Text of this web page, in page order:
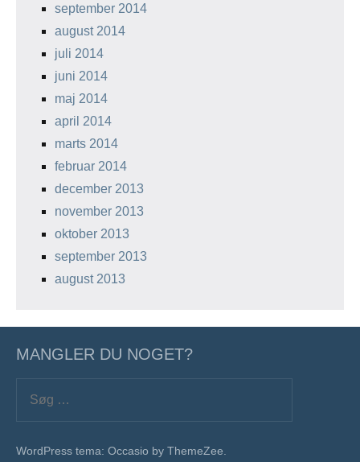
september 2014
august 2014
juli 2014
juni 2014
maj 2014
april 2014
marts 2014
februar 2014
december 2013
november 2013
oktober 2013
september 2013
august 2013
MANGLER DU NOGET?
efter:
WordPress tema: Occasio by ThemeZee.